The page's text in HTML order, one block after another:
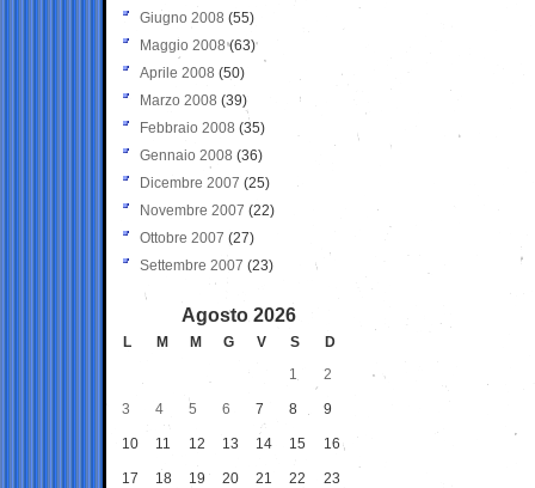
Giugno 2008 (55)
Maggio 2008(63)
Aprile 2008 (50)
Marzo 2008 (39)
Febbraio 2008 (35)
Gennaio 2008 (36)
Dicembre 2007 (25)
Novembre 2007 (22)
Ottobre 2007 (27)
Settembre 2007 (23)
Agosto 2026
L M M G V S
D
1
2
3 4 5 6 7 8 9
10 11 12 13 14 15 16
17 18 19 20 21 22 23